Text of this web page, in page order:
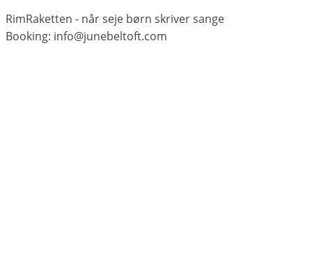
RimRaketten - når seje børn skriver sange
Booking: info@junebeltoft.com